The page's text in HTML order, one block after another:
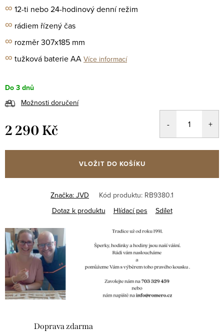
∞ 12-ti nebo 24-hodinový denní režim
∞ rádiem řízený čas
∞ rozměr 307x185 mm
∞ tužková baterie AA Více informací
Do 3 dnů
Možnosti doručení
2 290 Kč
cena:
VLOŽIT DO KOŠÍKU
Značka: JVD Kód produktu: RB9380.1
Dotaz k produktu
Hlídací pes Sdílet
Doprava zdarma